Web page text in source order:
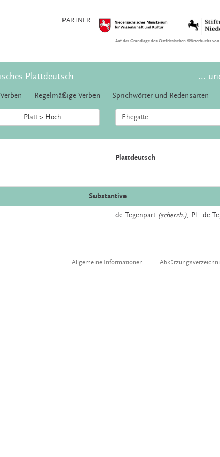
PARTNER
Auf der Grundlage des Ostfriesischen Wörterbuchs
Plattdeutsch ...
Regelmäßige Verben Sprichwörter und Redensarten
Platt > Hoch
Plattdeutsch
Substantive
de Tegenpart (scherzh.), Pl.: de
Allgemeine Informationen